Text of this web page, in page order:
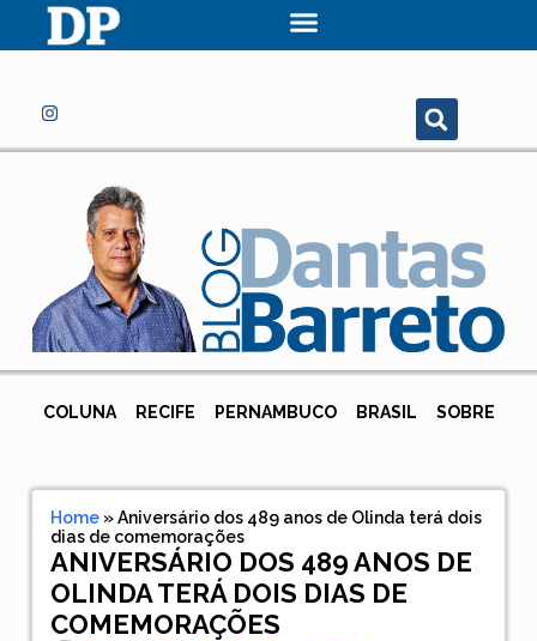
COLUNA RECIFE PERNAMBUCO BRASIL SOBRE
Home»Aniversário dos 489 anos de Olinda terá dois
dias de comemorações
ANIVERSÁRIO DOS 489 ANOS DE
OLINDA TERÁ DOIS DIAS DE
COMEMORAÇÕES